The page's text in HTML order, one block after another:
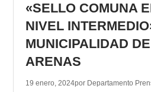
«SELLO COMUNA
NIVEL
MUNICIPALIDAD
ARENAS
19 enero, 2024por Departamento